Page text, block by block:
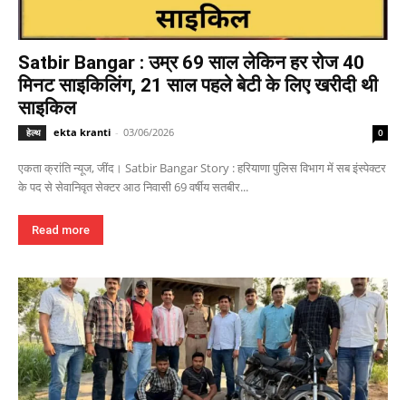
Satbir Bangar : उम्र 69 साल लेकिन हर रोज 40
मिनट साइकिलिंग, 21 साल पहले बेटी के लिए खरीदी थी
साइकिल
हेल्थ ekta kranti - 03/06/2026 0
एकता क्रांति न्यूज, जींद। Satbir Bangar Story : हरियाणा पुलिस विभाग में सब इंस्पेक्टर
के पद से सेवानिवृत सेक्टर आठ निवासी 69 वर्षीय सतबीर...
Read more